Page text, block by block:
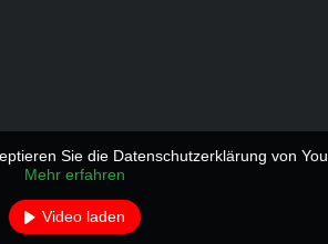
Sie die Datenschutzerklärung von
Mehr erfahren
Video laden